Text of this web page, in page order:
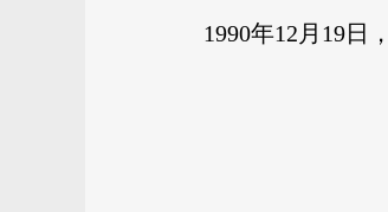
1990年12月19日